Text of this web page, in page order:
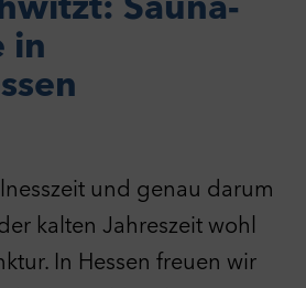
Sauna-
in
und genau darum
kalten Jahreszeit wohl
In Hessen freuen wir